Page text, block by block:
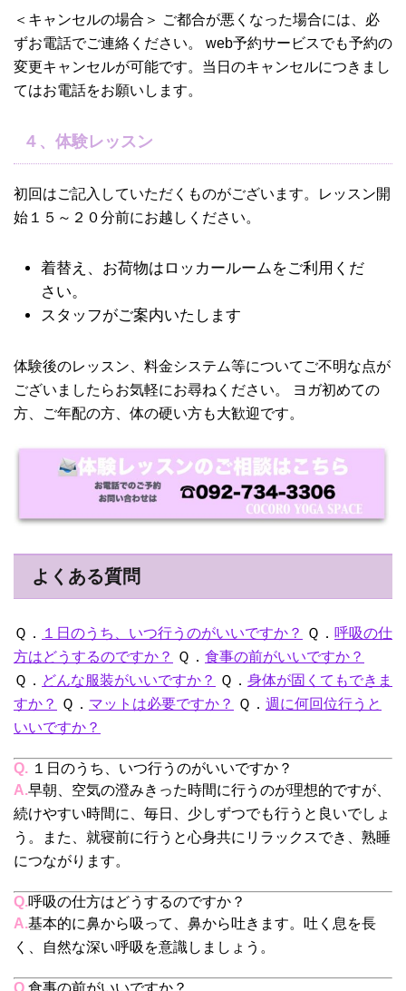
＜キャンセルの場合＞ ご都合が悪くなった場合には、必
ずお電話でご連絡ください。 web予約サービスでも予約の
変更キャンセルが可能です。当日のキャンセルにつきまし
てはお電話をお願いします。
４、体験レッスン
初回はご記入していただくものがございます。レッスン開
始１５～２０分前にお越しください。
着替え、お荷物はロッカールームをご利用くだ
さい。
スタッフがご案内いたします
体験後のレッスン、料金システム等についてご不明な点が
ございましたらお気軽にお尋ねください。 ヨガ初めての
方、ご年配の方、体の硬い方も大歓迎です。
よくある質問
Ｑ． １日のうち、いつ行うのがいいですか？ Ｑ． 呼吸の仕
方はどうするのですか？
Ｑ． 食事の前がいいですか？
Ｑ． どんな服装がいいですか？ Ｑ． 身体が固くてもできま
すか？
Ｑ． マットは必要ですか？ Ｑ． 週に何回位行うと
いいですか？
Q. １日のうち、いつ行うのがいいですか？
A.早朝、空気の澄みきった時間に行うのが理想的ですが、
続けやすい時間に、毎日、少しずつでも行うと良いでしょ
う。また、就寝前に行うと心身共にリラックスでき、熟睡
につながります。
Q.呼吸の仕方はどうするのですか？
A.基本的に鼻から吸って、鼻から吐きます。吐く息を長
く、自然な深い呼吸を意識しましょう。
Q. 食事の前がいいですか？